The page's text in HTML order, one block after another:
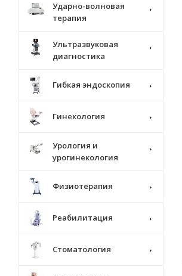
Ударно-волновая
терапия
Ультразвуковая
диагностика
Гибкая эндоскопия
Гинекология
Урология и
урогинекология
Физиотерапия
Реабилитация
Стоматология